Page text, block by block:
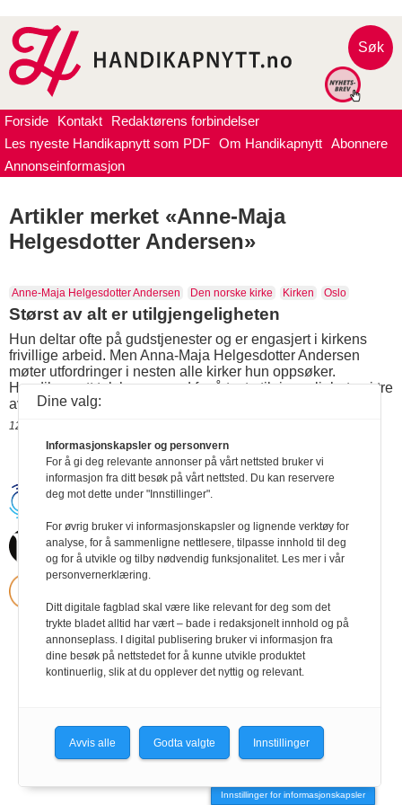
Søk
Forside Kontakt
Redaktørens forbindelser
Les nyeste Handikapnytt som PDF Om Handikapnytt Abonnere
Annonseinformasjon
Artikler merket «Anne-Maja
Helgesdotter Andersen»
Anne-Maja Helgesdotter Andersen Den norske kirke Kirken Oslo
Størst av alt er utilgjengeligheten
Hun deltar ofte på gudstjenester og er engasjert i kirkens
frivillige arbeid. Men Anna-Maja Helgesdotter Andersen
møter utfordringer i nesten alle kirker hun oppsøker.
Handikapnytt tok henne med for å teste tilgjengeligheten i tre
av dem.
12.09.2018 16:32
Handikapnytt | Schweigaardsgt. 12 |
24102400 | E-post:
post@handikapnytt.no | Frontrunner
Publishing
Personvernerklæring
Innstillinger for informasjonskapsler
Dine valg:
Informasjonskapsler og personvern
For å gi deg relevante annonser på vårt nettsted bruker vi
informasjon fra ditt besøk på vårt nettsted. Du kan reservere
deg mot dette under "Innstillinger".
For øvrig bruker vi informasjonskapsler og lignende verktøy for
analyse, for å sammenligne nettlesere, tilpasse innhold til deg
og for å utvikle og tilby nødvendig funksjonalitet. Les mer i vår
personvernerklæring.
Ditt digitale fagblad skal være like relevant for deg som det
trykte bladet alltid har vært – bade i redaksjonelt innhold og på
annonseplass. I digital publisering bruker vi informasjon fra
dine besøk på nettstedet for å kunne utvikle produktet
kontinuerlig, slik at du opplever det nyttig og relevant.
Avvis alle Godta valgte Innstillinger